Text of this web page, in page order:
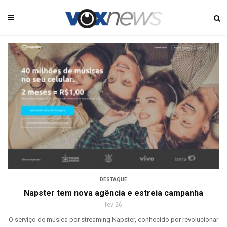
DESTAQUE
Napster tem nova agência e estreia campanha
fev 26
O serviço de música por streaming Napster, conhecido por revolucionar